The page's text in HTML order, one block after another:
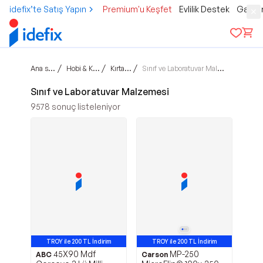
idefix’te Satış Yapın Premium'u Keşfet Evlilik Destek
Ana sayfa / Hobi & Kültür / Kırtasiye / Sınıf ve Laboratuvar Malzemesi
Sınıf ve Laboratuvar Malzemesi
9578 sonuç listeleniyor
TROY ile 200 TL İndirim
ABC 45X90 Mdf
TROY ile 200 TL İndirim
Carson MP-250